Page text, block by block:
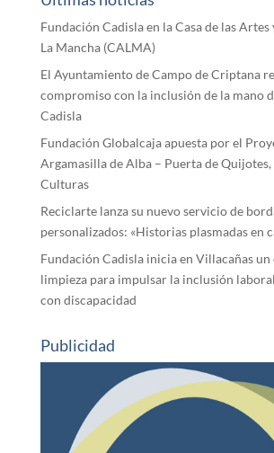
Fundación Cadisla en la Casa de las Artes
La Mancha (CALMA)
El Ayuntamiento de Campo de Criptana
compromiso con la inclusión de la mano
Cadisla
Fundación Globalcaja apuesta por el
Argamasilla de Alba – Puerta de
Culturas
Reciclarte lanza su nuevo servicio de
personalizados: «Historias plasmadas en
Fundación Cadisla inicia en Villacañas un
limpieza para impulsar la inclusión
con discapacidad
Publicidad